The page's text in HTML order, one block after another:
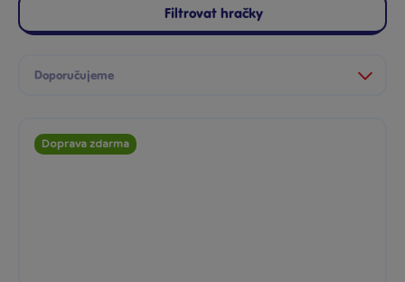
Filtrovat hračky
Doprava zdarma